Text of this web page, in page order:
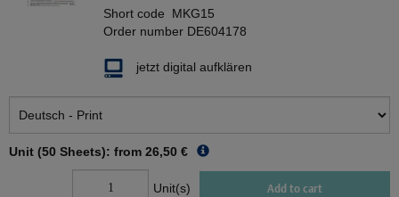
Short code MKG15
Order number DE604178
jetzt digital aufklären
Unit (50 Sheets): from 26,50 €
Unit(s) Add to cart